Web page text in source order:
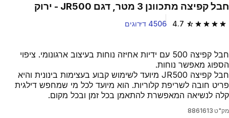
חבל קפיצה מתכוונן 3 מטר, דגם JR500 - ירוק
4.7 4.7 out of 5 stars from 4506 reviews 4506 דירוגים
חבל קפיצה 500 עם ידיות אחיזה נוחות בעיצוב ארגונומי. ציפוי
הספוג מאפשר נוחות.
חבל קפיצה JR500 מיועד לשימוש קבוע בעצימות בינונית והיא
פריט חובה לשריפת קלוריות. הוא מיועד לכל מי שמחפש דילגית
קלה לנשיאה המאפשרת להתאמן בכל זמן ובכל מקום.
מק"ט 8861613